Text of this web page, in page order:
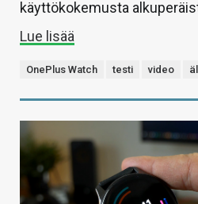
käyttökokemusta
Lue lisää
OnePlus Watch testi video